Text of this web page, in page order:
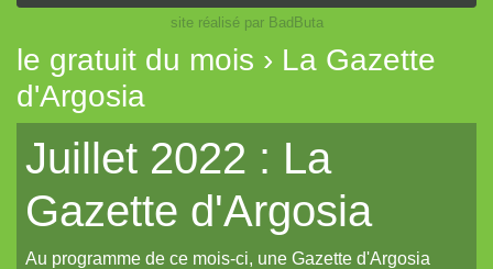
Histoires de la Montagne couronnée (Coeurs Vaillants)
Tout aléatoire pour IPP (Coeurs Vaillants)
Artemis (N.YX)
Les aventuriers du Continent perdu (Coeurs Vaillants)
Refuge 17 (Coeurs Vaillants)
site réalisé par BadButa
le gratuit du mois › La Gazette
d'Argosia
Juillet 2022 : La
Gazette d'Argosia
Au programme de ce mois-ci, une Gazette d'Argosia